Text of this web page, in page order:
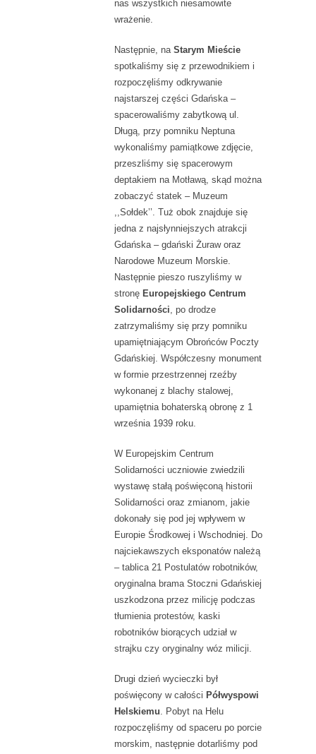
nas wszystkich niesamowite
wrażenie.
Następnie, na Starym Mieście
spotkaliśmy się z przewodnikiem i
rozpoczęliśmy odkrywanie
najstarszej części Gdańska –
spacerowaliśmy zabytkową ul.
Długą, przy pomniku Neptuna
wykonaliśmy pamiątkowe zdjęcie,
przeszliśmy się spacerowym
deptakiem na Motławą, skąd można
zobaczyć statek – Muzeum
,,Sołdek’’. Tuż obok znajduje się
jedna z najsłynniejszych atrakcji
Gdańska – gdański Żuraw oraz
Narodowe Muzeum Morskie.
Następnie pieszo ruszyliśmy w
stronę Europejskiego Centrum
Solidarności, po drodze
zatrzymaliśmy się przy pomniku
upamiętniającym Obrońców Poczty
Gdańskiej. Współczesny monument
w formie przestrzennej rzeźby
wykonanej z blachy stalowej,
upamiętnia bohaterską obronę z 1
września 1939 roku.
W Europejskim Centrum
Solidarności uczniowie zwiedzili
wystawę stałą poświęconą historii
Solidarności oraz zmianom, jakie
dokonały się pod jej wpływem w
Europie Środkowej i Wschodniej. Do
najciekawszych eksponatów należą
– tablica 21 Postulatów robotników,
oryginalna brama Stoczni Gdańskiej
uszkodzona przez milicję podczas
tłumienia protestów, kaski
robotników biorących udział w
strajku czy oryginalny wóz milicji.
Drugi dzień wycieczki był
poświęcony w całości Półwyspowi
Helskiemu. Pobyt na Helu
rozpoczęliśmy od spaceru po porcie
morskim, następnie dotarliśmy pod